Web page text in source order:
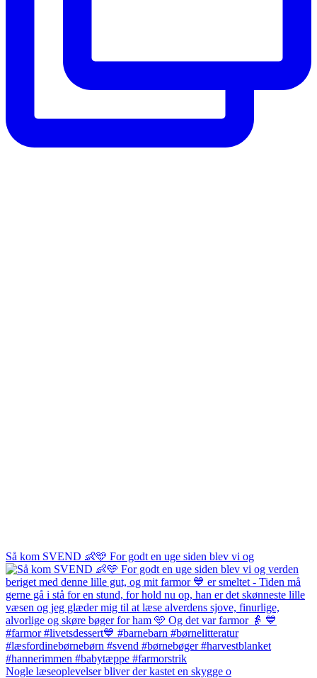
Så kom SVEND 👶🩵 For godt en uge siden blev vi og
Nogle læseoplevelser bliver der kastet en skygge o